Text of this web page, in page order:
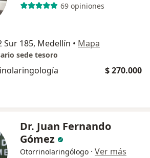
69 opiniones
Sur 185, Medellín • Mapa
sede tesoro
$ 270.000
Dr. Juan Fernando
Gómez
Otorrinolaringólogo · Ver más